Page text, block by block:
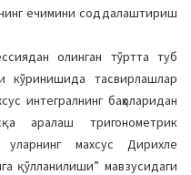
ечимини соддалаштириш
олинган тўртта туб
кўринишида тасвирлашлар
интегралнинг баҳоларидан
аралаш тригонометрик
уларнинг махсус Дирихле
қўлланилиши” мавзусидаги